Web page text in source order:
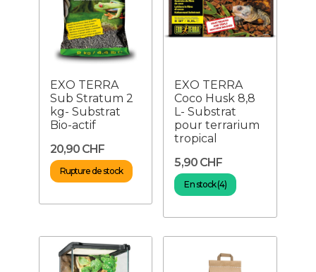
EXO TERRA
Sub Stratum 2
kg- Substrat
Bio-actif
20,90 CHF
Rupture de stock
EXO TERRA
Coco Husk 8,8
L- Substrat
pour terrarium
tropical
5,90 CHF
En stock (4)